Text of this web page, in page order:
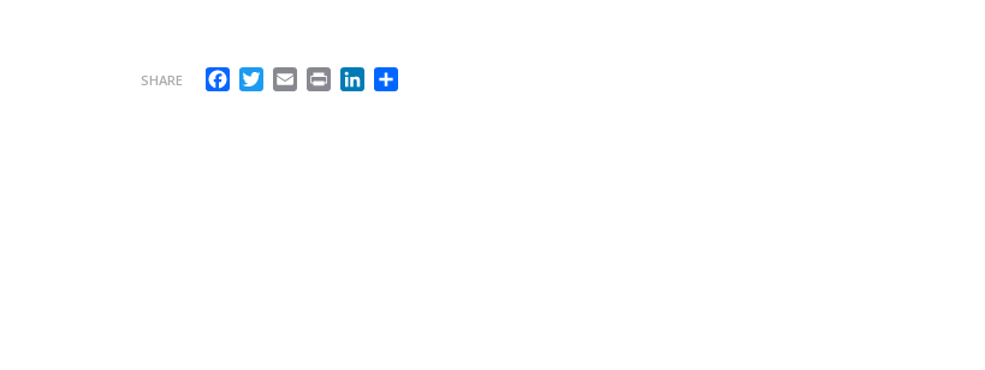
SHARE Facebook
Twitter
EmailPrintLinkedIn